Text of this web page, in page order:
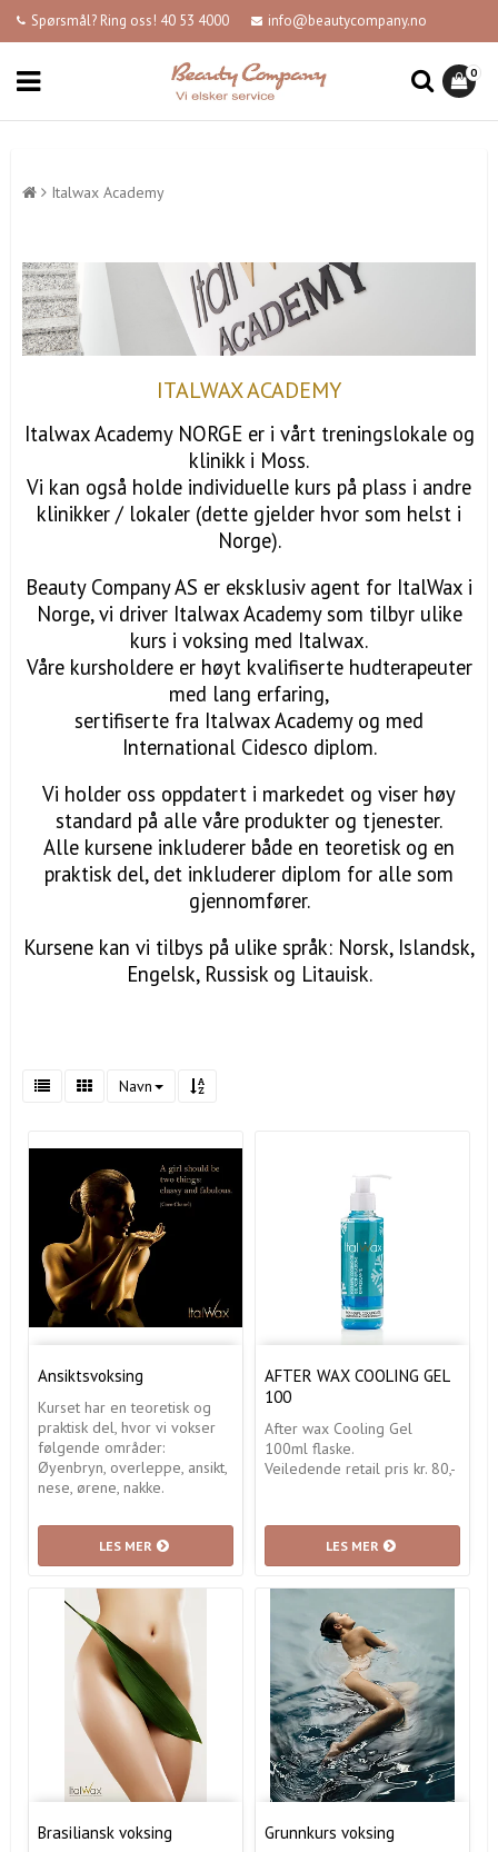
Spørsmål? Ring oss! 40 53 4000 info@beautycompany.no
0
Italwax Academy
ITALWAX ACADEMY
Italwax Academy NORGE er i vårt treningslokale og
klinikk i Moss.
Vi kan også holde individuelle kurs på plass i andre
klinikker / lokaler (dette gjelder hvor som helst i
Norge).
Beauty Company AS er eksklusiv agent for ItalWax i
Norge, vi driver Italwax Academy som tilbyr ulike
kurs i voksing med Italwax.
Våre kursholdere er høyt kvalifiserte hudterapeuter
med lang erfaring,
sertifiserte fra Italwax Academy og med
International Cidesco diplom.
Vi holder oss oppdatert i markedet og viser høy
standard på alle våre produkter og tjenester.
Alle kursene inkluderer både en teoretisk og en
praktisk del, det inkluderer diplom for alle som
gjennomfører.
Kursene kan vi tilbys på ulike språk: Norsk, Islandsk,
Engelsk, Russisk og Litauisk.
Navn
Ansiktsvoksing
Kurset har en teoretisk og
praktisk del, hvor vi vokser
følgende områder:
Øyenbryn, overleppe, ansikt,
nese, ørene, nakke.
LES MER
AFTER WAX COOLING GEL
100
After wax Cooling Gel
100ml flaske.
Veiledende retail pris kr. 80,-
LES MER
Brasiliansk voksing Grunnkurs voksing